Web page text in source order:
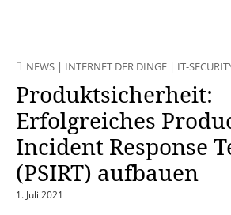
NEWS | INTERNET DER DINGE | IT-
Produktsicherheit:
Erfolgreiches
Incident Response
(PSIRT) aufbauen
1. Juli 2021